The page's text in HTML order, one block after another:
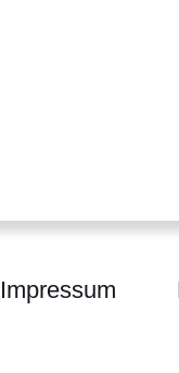
Impressum